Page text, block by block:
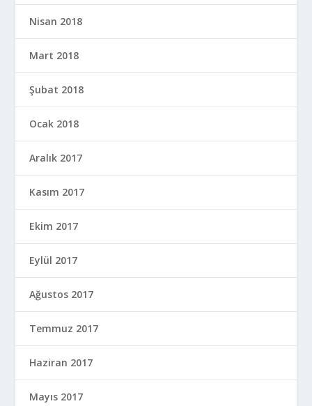
Nisan 2018
Mart 2018
Şubat 2018
Ocak 2018
Aralık 2017
Kasım 2017
Ekim 2017
Eylül 2017
Ağustos 2017
Temmuz 2017
Haziran 2017
Mayıs 2017